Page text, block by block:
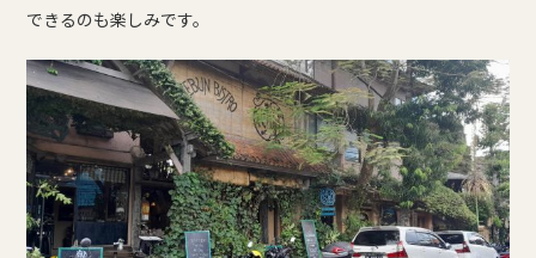
できるのも楽しみです。